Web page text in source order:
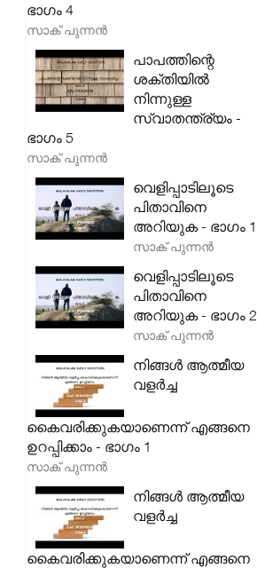
ഭാഗം 4
സാക് പുന്നൻ
പാപത്തിന്റെ
ശക്തിയിൽ
നിന്നുള്ള
സ്വാതന്ത്ര്യം -
ഭാഗം 5
സാക് പുന്നൻ
വെളിപ്പാടിലൂടെ
പിതാവിനെ
അറിയുക - ഭാഗം 1
സാക് പുന്നൻ
വെളിപ്പാടിലൂടെ
പിതാവിനെ
അറിയുക - ഭാഗം 2
സാക് പുന്നൻ
നിങ്ങൾ ആത്മീയ
വളർച്ച
കൈവരിക്കുകയാണെന്ന് എങ്ങനെ
ഉറപ്പിക്കാം - ഭാഗം 1
സാക് പുന്നൻ
നിങ്ങൾ ആത്മീയ
വളർച്ച
കൈവരിക്കുകയാണെന്ന് എങ്ങനെ